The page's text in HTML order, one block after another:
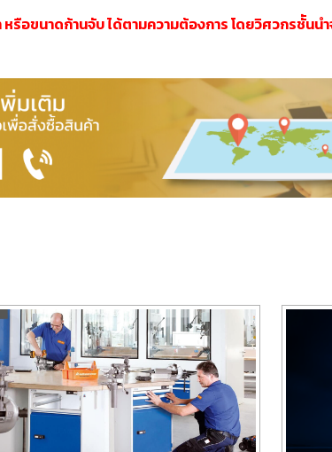
อขนาดก้านจับ ได้ตามความต้องการ โดยวิศวกรชัันน